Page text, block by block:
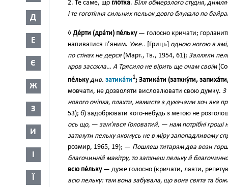
Д
Е
Є
Ж
З
И
І
Ї
2. Те саме, що гло́тка. Біля обмерзлого студня,
і те гоготіння сильних пельок довго блукало по
◊ Де́рти (дра́ти) пе́льку— голосно кричати;
напиватися п’яним. Уже.. [Гриць] одною ногою в
по стінах не дерся (Март., Тв., 1954, 61); Залляли
кров засохла… А Трясило не вірить ще очам своїм
пе́льку див. затика́ти1; Затика́ти (заткну́ти,
мовчати, не дозволяти висловлювати свою думку. З
нового очіпка, плахти, намиста з дукачами хоч яка
53); б) задобрювати кого-небудь з метою не
ось що, — зам’явся Головатий, — нам потрібні
заткнути пельку якомусь не в міру запопадливому
розмир, 1965, 19); — Пошлеш титарям два вози
благочинній макітру, то запхнеш пельку й
всю пе́льку— дуже голосно (кричати, лаяти,
всю пельку: там вона забувала, що вона свята та